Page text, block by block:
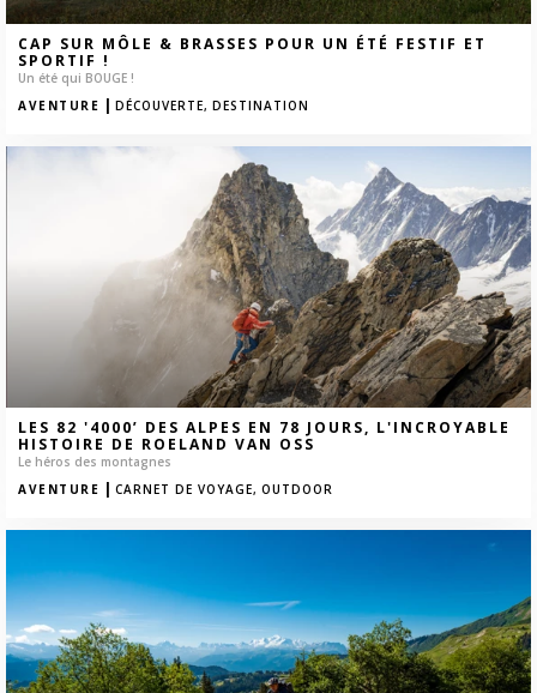
CAP SUR MÔLE & BRASSES POUR UN ÉTÉ FESTIF ET
SPORTIF !
Un été qui BOUGE !
AVENTURE | DÉCOUVERTE, DESTINATION
LES 82 '4000’ DES ALPES EN 78 JOURS, L'INCROYABLE
HISTOIRE DE ROELAND VAN OSS
Le héros des montagnes
AVENTURE | CARNET DE VOYAGE, OUTDOOR